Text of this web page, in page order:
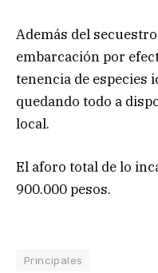
Además del
embarcación por
tenencia de especies
quedando todo a
local.
El aforo total de lo
900.000 pesos.
Principales